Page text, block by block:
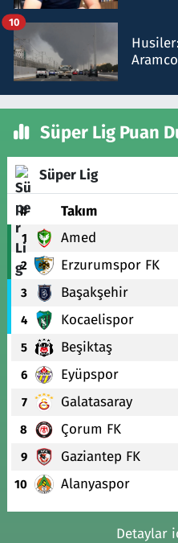
10
Süper Lig Puan
Süper Lig
# Takım
1 Amed
2 Erzurumspor FK
3 Başakşehir
4 Kocaelispor
5 Beşiktaş
6 Eyüpspor
7 Galatasaray
8 Çorum FK
9 Gaziantep FK
10 Alanyaspor
Detaylar